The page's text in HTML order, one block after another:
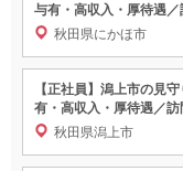
与有・高収入・厚待遇
秋田県にかほ市
【正社員】潟上市の見
有・高収入・厚待遇／
秋田県潟上市